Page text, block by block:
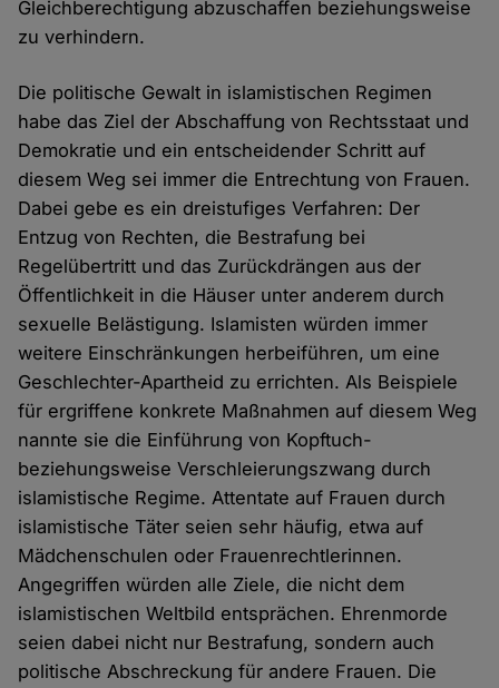
Gleichberechtigung abzuschaffen beziehungsweise
zu verhindern.
Die politische Gewalt in islamistischen Regimen
habe das Ziel der Abschaffung von Rechtsstaat und
Demokratie und ein entscheidender Schritt auf
diesem Weg sei immer die Entrechtung von Frauen.
Dabei gebe es ein dreistufiges Verfahren: Der
Entzug von Rechten, die Bestrafung bei
Regelübertritt und das Zurückdrängen aus der
Öffentlichkeit in die Häuser unter anderem durch
sexuelle Belästigung. Islamisten würden immer
weitere Einschränkungen herbeiführen, um eine
Geschlechter-Apartheid zu errichten. Als Beispiele
für ergriffene konkrete Maßnahmen auf diesem Weg
nannte sie die Einführung von Kopftuch-
beziehungsweise Verschleierungszwang durch
islamistische Regime. Attentate auf Frauen durch
islamistische Täter seien sehr häufig, etwa auf
Mädchenschulen oder Frauenrechtlerinnen.
Angegriffen würden alle Ziele, die nicht dem
islamistischen Weltbild entsprächen. Ehrenmorde
seien dabei nicht nur Bestrafung, sondern auch
politische Abschreckung für andere Frauen. Die